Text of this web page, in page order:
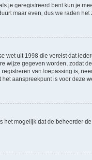
je geregistreerd bent kun je
maar even, dus we raden het
wet uit 1998 die vereist dat
wijze gegeven worden, zodat
van toepassing is,
aanspreekpunt is voor deze
mogelijk dat de beheerder